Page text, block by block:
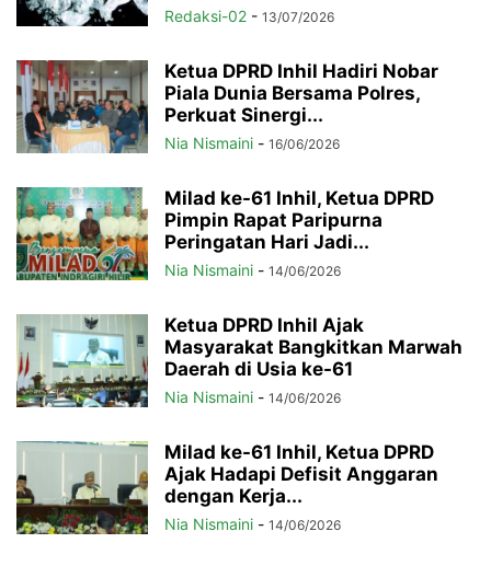
Redaksi-02 - 13/07/2026
Ketua DPRD Inhil Hadiri Nobar
Piala Dunia Bersama Polres,
Perkuat Sinergi...
Nia Nismaini - 16/06/2026
Milad ke-61 Inhil, Ketua DPRD
Pimpin Rapat Paripurna
Peringatan Hari Jadi...
Nia Nismaini - 14/06/2026
Ketua DPRD Inhil Ajak
Masyarakat Bangkitkan Marwah
Daerah di Usia ke-61
Nia Nismaini - 14/06/2026
Milad ke-61 Inhil, Ketua DPRD
Ajak Hadapi Defisit Anggaran
dengan Kerja...
Nia Nismaini - 14/06/2026